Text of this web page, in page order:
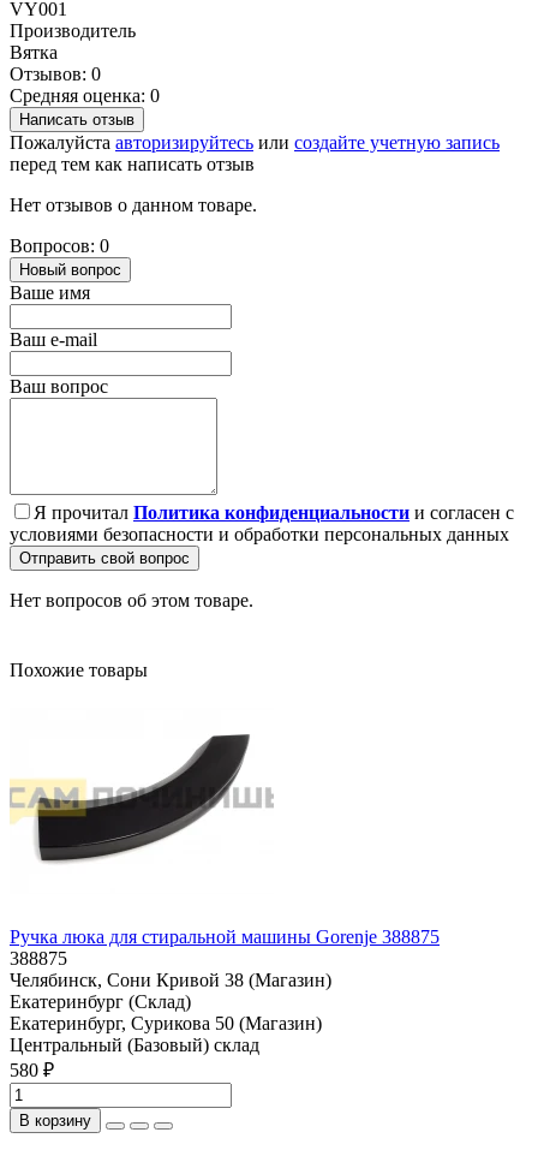
VY001
Производитель
Вятка
Отзывов: 0
Средняя оценка: 0
Написать отзыв
Пожалуйста авторизируйтесь или создайте учетную запись
перед тем как написать отзыв
Нет отзывов о данном товаре.
Вопросов: 0
Новый вопрос
Ваше имя
Ваш e-mail
Ваш вопрос
Я прочитал Политика конфиденциальности и согласен с
условиями безопасности и обработки персональных данных
Отправить свой вопрос
Нет вопросов об этом товаре.
Похожие товары
Ручка люка для стиральной машины Gorenje 388875
388875
Челябинск, Сони Кривой 38 (Магазин)
Екатеринбург (Склад)
Екатеринбург, Сурикова 50 (Магазин)
Центральный (Базовый) склад
580 ₽
В корзину